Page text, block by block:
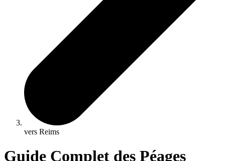
vers Reims
Guide Complet des Péages